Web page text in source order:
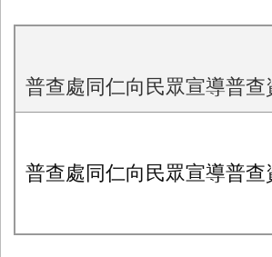
普查處同仁向民眾宣導普查
普查處同仁向民眾宣導普查